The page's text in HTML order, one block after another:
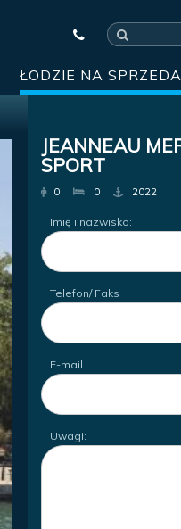
ŁODZIE NA
JEANNEAU
SPORT
0 0 2022
Imię i nazwisko:
Telefon/ Faks
E-mail
Uwagi: